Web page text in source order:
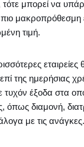
μπορεί να
μακροπρόθεσμη
τιμή.
της ημερήσιας
τυχόν έξοδα στα
διαμονή,
με τις ανάγκες.